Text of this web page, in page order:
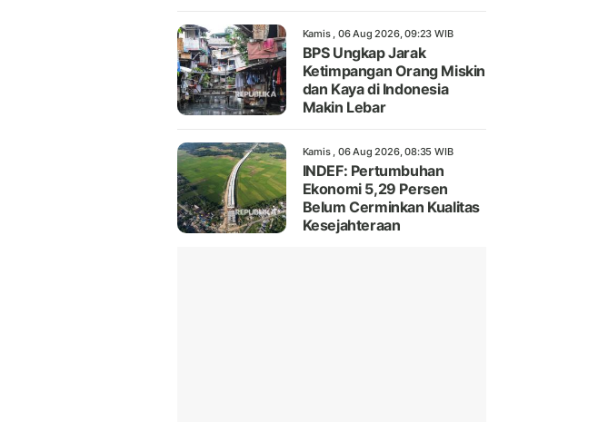
Kamis , 06 Aug 2026, 09:23 WIB
BPS Ungkap Jarak
Ketimpangan Orang Miskin
dan Kaya di Indonesia
Makin Lebar
Kamis , 06 Aug 2026, 08:35 WIB
INDEF: Pertumbuhan
Ekonomi 5,29 Persen
Belum Cerminkan Kualitas
Kesejahteraan